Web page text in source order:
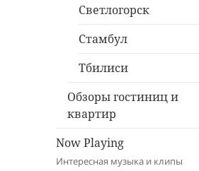
Светлогорск
Стамбул
Тбилиси
Обзоры гостиниц и
квартир
Now Playing
Интересная музыка и клипы